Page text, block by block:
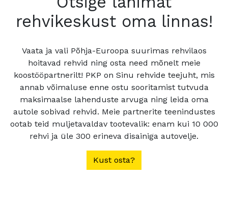
rehvikeskust oma linnas!
Vaata ja vali Põhja-Euroopa suurimas rehvilaos
hoitavad rehvid ning osta need mõnelt meie
koostööpartnerilt! PKP on Sinu rehvide teejuht, mis
annab võimaluse enne ostu sooritamist tutvuda
maksimaalse lahenduste arvuga ning leida oma
autole sobivad rehvid. Meie partnerite teenindustes
ootab teid muljetavaldav tootevalik: enam kui 10 000
rehvi ja üle 300 erineva disainiga autovelje.
Kust osta?